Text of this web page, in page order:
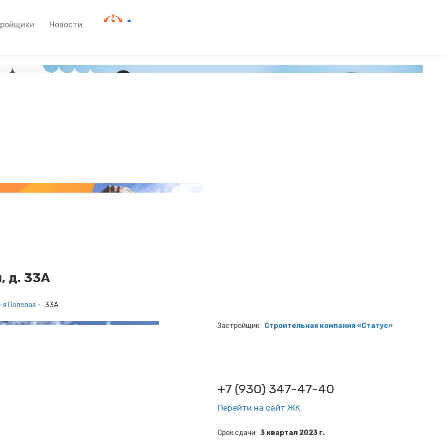
Новости
д. 33А
я Полевая - 33А
Застройщик Строительная компания «Статус»
+7 (930) 347-47-40
Перейти на сайт ЖК
Срок сдачи 3 квартал 2023 г.